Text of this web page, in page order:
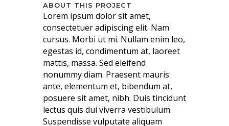
ABOUT THIS PROJECT
Lorem ipsum dolor sit amet,
consectetuer adipiscing elit. Nam
cursus. Morbi ut mi. Nullam enim leo,
egestas id, condimentum at, laoreet
mattis, massa. Sed eleifend
nonummy diam. Praesent mauris
ante, elementum et, bibendum at,
posuere sit amet, nibh. Duis tincidunt
lectus quis dui viverra vestibulum.
Suspendisse vulputate aliquam